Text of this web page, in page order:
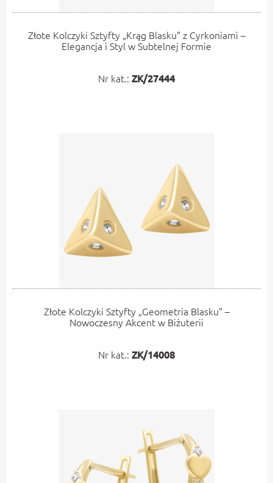
Złote Kolczyki Sztyfty „Krąg Blasku” z Cyrkoniami –
Elegancja i Styl w Subtelnej Formie
Nr kat.: ZK/27444
Złote Kolczyki Sztyfty „Geometria Blasku” –
Nowoczesny Akcent w Biżuterii
Nr kat.: ZK/14008